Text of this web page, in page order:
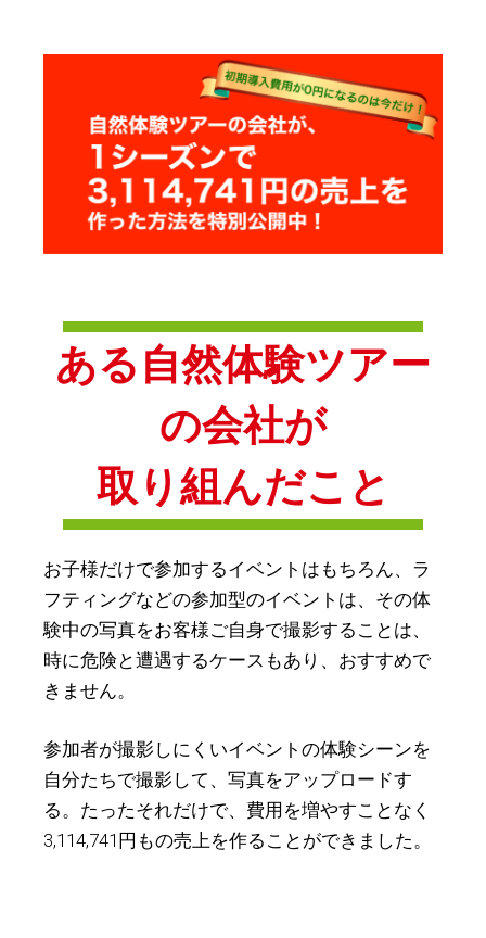
ある自然体験ツアー
の会社が
取り組んだこと
お子様だけで参加するイベントはもちろん、ラ
フティングなどの参加型のイベントは、その体
験中の写真をお客様ご自身で撮影することは、
時に危険と遭遇するケースもあり、おすすめで
きません。
参加者が撮影しにくいイベントの体験シーンを
自分たちで撮影して、写真をアップロードす
る。たったそれだけで、費用を増やすことなく
3,114,741円もの売上を作ることができました。